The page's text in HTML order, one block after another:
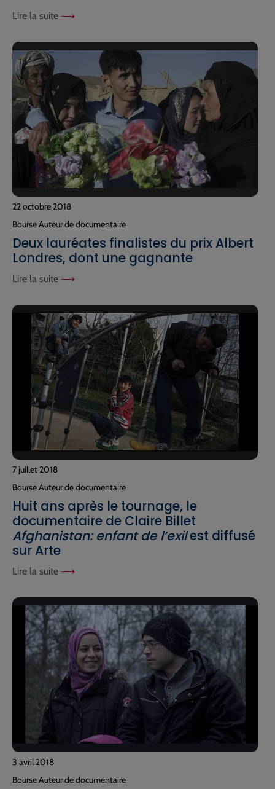
Lire la suite
22 octobre 2018
Bourse Auteur de documentaire
Deux lauréates finalistes du prix Albert
Londres, dont une gagnante
Lire la suite
7 juillet 2018
Bourse Auteur de documentaire
Huit ans après le tournage, le
documentaire de Claire Billet
Afghanistan: enfant de l’exilest diffusé
sur Arte
Lire la suite
3 avril 2018
Bourse Auteur de documentaire